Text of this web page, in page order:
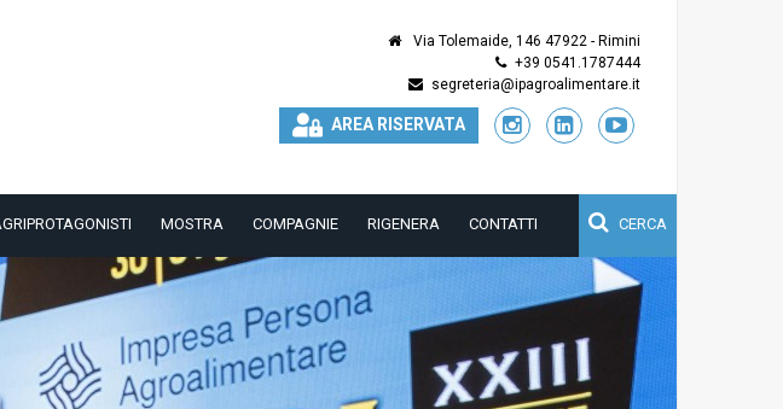
Via Tolemaide, 146 47922 - Rimini
+39 0541.1787444
segreteria@ipagroalimentare.it
AREA RISERVATA
MOSTRA COMPAGNIE RIGENERA CONTATTI CERCA